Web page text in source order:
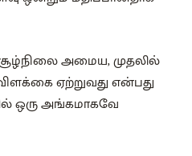
அமைய, முதலில்
ஏற்றுவது என்பது
ஒரு அங்கமாகவே